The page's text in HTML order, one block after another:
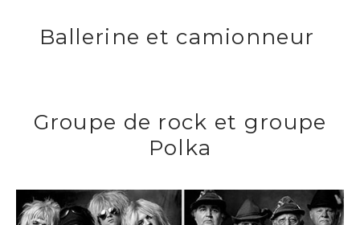
Ballerine et camionneur
Groupe de rock et groupe
Polka